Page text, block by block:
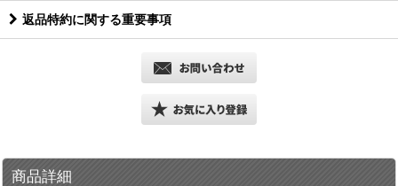
返品特約に関する重要事項
商品詳細